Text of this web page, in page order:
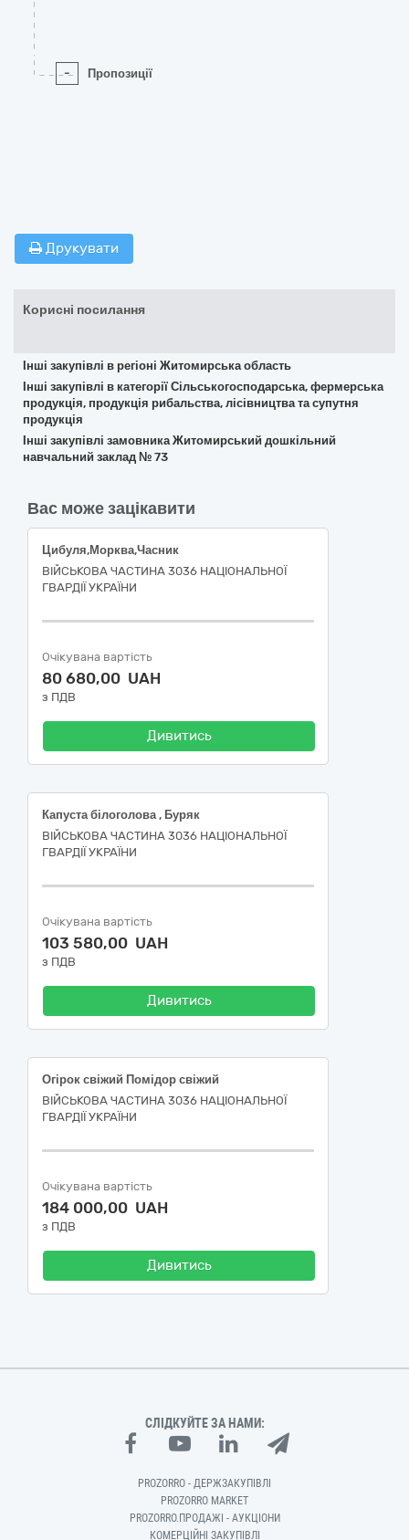
- Пропозиції
Друкувати
Корисні посилання
Інші закупівлі в регіоні Житомирська область
Інші закупівлі в категорії Сільськогосподарська, фермерська
продукція, продукція рибальства, лісівництва та супутня
продукція
Інші закупівлі замовника Житомирський дошкільний
навчальний заклад № 73
Вас може зацікавити
Цибуля,Морква,Часник
ВІЙСЬКОВА ЧАСТИНА 3036 НАЦІОНАЛЬНОЇ
ГВАРДІЇ УКРАЇНИ
Очікувана вартість
80 680,00 UAH
з ПДВ
Дивитись
Капуста білоголова , Буряк
ВІЙСЬКОВА ЧАСТИНА 3036 НАЦІОНАЛЬНОЇ
ГВАРДІЇ УКРАЇНИ
Очікувана вартість
103 580,00 UAH
з ПДВ
Дивитись
Огірок свіжий Помідор свіжий
ВІЙСЬКОВА ЧАСТИНА 3036 НАЦІОНАЛЬНОЇ
ГВАРДІЇ УКРАЇНИ
Очікувана вартість
184 000,00 UAH
з ПДВ
Дивитись
СЛІДКУЙТЕ ЗА НАМИ:
PROZORRO - ДЕРЖЗАКУПІВЛІ
PROZORRO MARKET
PROZORRO.ПРОДАЖІ - АУКЦІОНИ
КОМЕРЦІЙНІ ЗАКУПІВЛІ